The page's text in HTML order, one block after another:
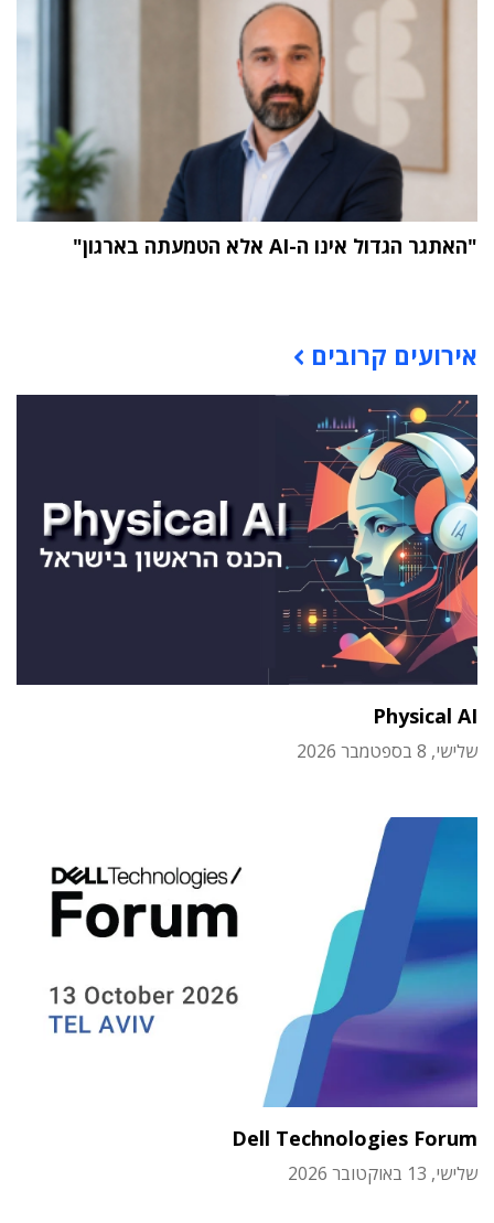
"האתגר הגדול אינו ה-AI אלא הטמעתה בארגון"
אירועים קרובים
Physical AI
שלישי, 8 בספטמבר 2026
Dell Technologies Forum
שלישי, 13 באוקטובר 2026